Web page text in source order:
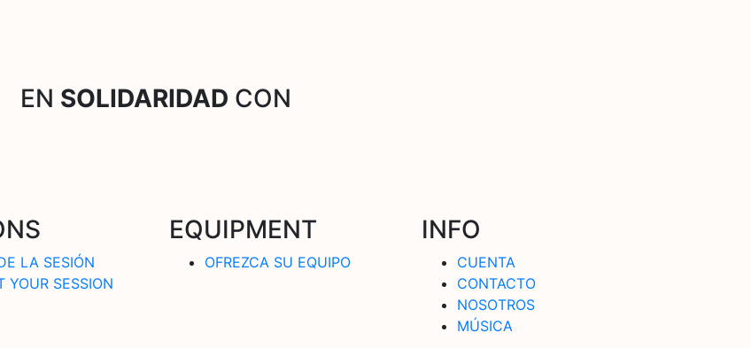
EN SOLIDARIDAD CON
LA SESIÓN
YOUR SESSION
EQUIPMENT
OFREZCA SU EQUIPO
INFO
CUENTA
CONTACTO
NOSOTROS
MÚSICA